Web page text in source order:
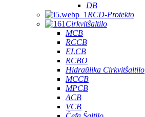
DB
RCD-Protekto
Cirkvitŝaltilo
MCB
RCCB
ELCB
RCBO
Hidraŭlika Cirkvitŝaltilo
MCCB
MPCB
ACB
VCB